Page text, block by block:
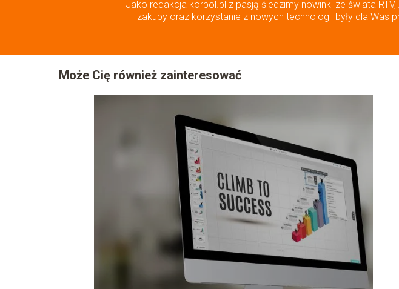
Jako redakcja korpol.pl z pasją śledzimy nowinki ze świata
zakupy oraz korzystanie z nowych technologii były dla Was
Może Cię również zainteresować